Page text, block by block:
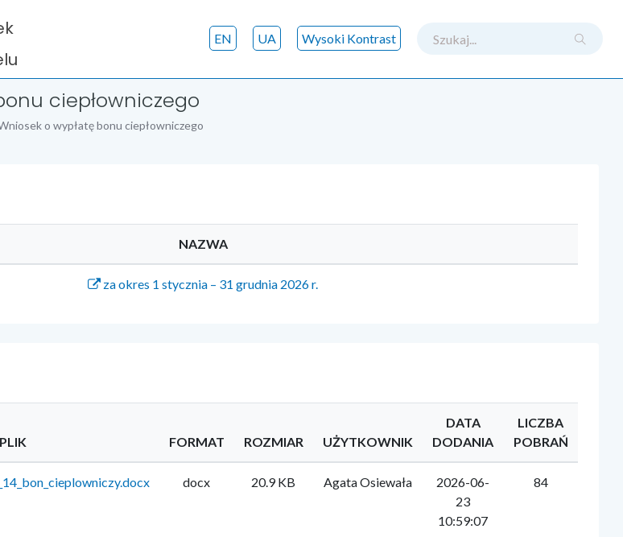
Wysoki Kontrast
UA
EN
ciepłowniczego
o wypłatę bonu ciepłowniczego
NAZWA
za okres 1 stycznia – 31 grudnia 2026 r.
PLIK FORMAT ROZMIAR UŻYTKOWNIK
DATA
DODANIA
LICZBA
POBRAŃ
docx 20.9 KB Agata Osiewała
2026-06-
23
10:59:07
84